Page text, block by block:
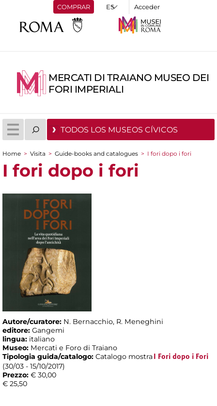
COMPRAR Acceder
MERCATI DI TRAIANO MUSEO DEI
FORI IMPERIALI
TODOS LOS MUSEOS CÍVICOS
You are here
Home > Visita > Guide-books and catalogues > I fori dopo i fori
I fori dopo i fori
Autore/curatore: N. Bernacchio, R. Meneghini
editore: Gangemi
lingua: italiano
Museo: Mercati e Foro di Traiano
Tipologia guida/catalogo: Catalogo mostra I Fori dopo i Fori
(30/03 - 15/10/2017)
Prezzo: € 30,00
€ 25,50